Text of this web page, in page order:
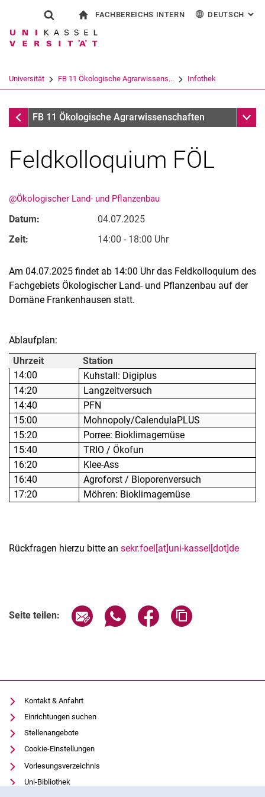
Springe direkt zu: Inhalt
Springe direkt zu: Suche
Springe direkt zu:
Suchformular
Suchbegriff
Suchen (öffnet externen Link in einem
FACHBEREICHS INTERN DEUTSCH :
Universität FB 11 Ökologische Agrarwissens... Infothek
InfothekFB 11 Ökologische Agrarwissenschaften
Kurzfilme
Medienbeiträge
Jahresberichte
Absolvent:innen-Jahrgänge
Abgeschlossene Promotionen
Pressearchiv
Geschichte des Fachbereich Ökologische Agrarwissenschaften
Witzenhausen und der Kolonialismus
Feldkolloquium FÖL
@Ökologischer Land- und Pflanzenbau
Datum:
04.07.2025
Zeit:
14:00 - 18:00 Uhr
Am 04.07.2025 findet ab 14:00 Uhr das Feldkolloquium des
Fachgebiets Ökologischer Land- und Pflanzenbau auf der
Domäne Frankenhausen statt.
Ablaufplan:
Uhrzeit
Station
14:00
Kuhstall: Digiplus
14:20
Langzeitversuch
14:40
PFN
15:00
Mohnopoly/CalendulaPLUS
15:20
Porree: Bioklimagemüse
15:40
TRIO / Ökofun
16:20
Klee-Ass
16:40
Agroforst / Bioporenversuch
17:20
Möhren: Bioklimagemüse
Rückfragen hierzu bitte an sekr.foel[at]uni-kassel[dot]de
Seite teilen: Seite über E-Mail teilen
Seite über WhatsApp teilen
Seite über Facebook
Kontakt & Anfahrt
Einrichtungen suchen
Stellenangebote
Cookie-Einstellungen
Vorlesungsverzeichnis
Uni-Bibliothek